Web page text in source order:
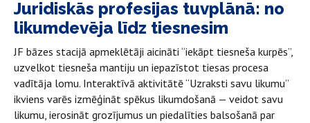
Juridiskās profesijas tuvplānā: no
likumdevēja līdz tiesnesim
JF bāzes stacijā apmeklētāji aicināti “iekāpt tiesneša kurpēs”,
uzvelkot tiesneša mantiju un iepazīstot tiesas procesa
vadītāja lomu. Interaktīvā aktivitātē “Uzraksti savu likumu”
ikviens varēs izmēģināt spēkus likumdošanā — veidot savu
likumu, ierosināt grozījumus un piedalīties balsošanā par